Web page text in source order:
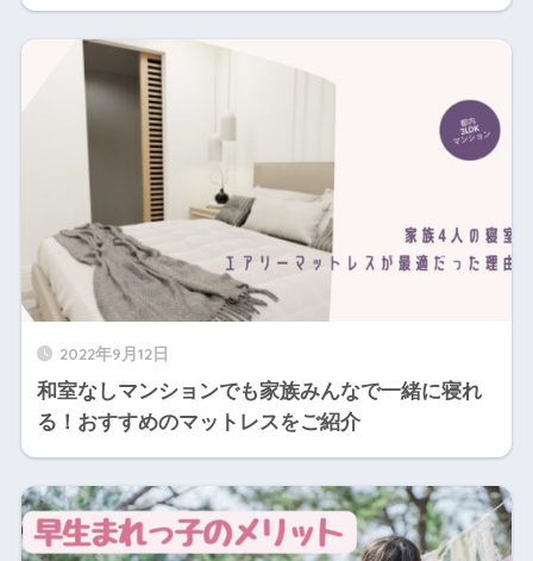
2022年9月12日
和室なしマンションでも家族みんなで一緒に寝れ
る！おすすめのマットレスをご紹介